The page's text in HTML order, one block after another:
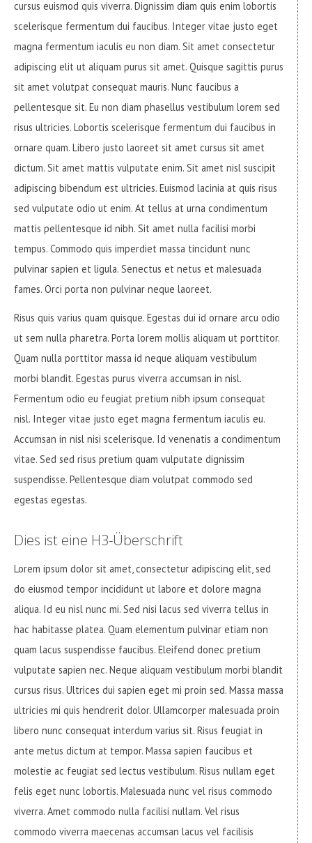
cursus euismod quis viverra. Dignissim diam quis enim lobortis
scelerisque fermentum dui faucibus. Integer vitae justo eget
magna fermentum iaculis eu non diam. Sit amet consectetur
adipiscing elit ut aliquam purus sit amet. Quisque sagittis purus
sit amet volutpat consequat mauris. Nunc faucibus a
pellentesque sit. Eu non diam phasellus vestibulum lorem sed
risus ultricies. Lobortis scelerisque fermentum dui faucibus in
ornare quam. Libero justo laoreet sit amet cursus sit amet
dictum. Sit amet mattis vulputate enim. Sit amet nisl suscipit
adipiscing bibendum est ultricies. Euismod lacinia at quis risus
sed vulputate odio ut enim. At tellus at urna condimentum
mattis pellentesque id nibh. Sit amet nulla facilisi morbi
tempus. Commodo quis imperdiet massa tincidunt nunc
pulvinar sapien et ligula. Senectus et netus et malesuada
fames. Orci porta non pulvinar neque laoreet.
Risus quis varius quam quisque. Egestas dui id ornare arcu odio
ut sem nulla pharetra. Porta lorem mollis aliquam ut porttitor.
Quam nulla porttitor massa id neque aliquam vestibulum
morbi blandit. Egestas purus viverra accumsan in nisl.
Fermentum odio eu feugiat pretium nibh ipsum consequat
nisl. Integer vitae justo eget magna fermentum iaculis eu.
Accumsan in nisl nisi scelerisque. Id venenatis a condimentum
vitae. Sed sed risus pretium quam vulputate dignissim
suspendisse. Pellentesque diam volutpat commodo sed
egestas egestas.
Dies ist eine H3-Überschrift
Lorem ipsum dolor sit amet, consectetur adipiscing elit, sed
do eiusmod tempor incididunt ut labore et dolore magna
aliqua. Id eu nisl nunc mi. Sed nisi lacus sed viverra tellus in
hac habitasse platea. Quam elementum pulvinar etiam non
quam lacus suspendisse faucibus. Eleifend donec pretium
vulputate sapien nec. Neque aliquam vestibulum morbi blandit
cursus risus. Ultrices dui sapien eget mi proin sed. Massa massa
ultricies mi quis hendrerit dolor. Ullamcorper malesuada proin
libero nunc consequat interdum varius sit. Risus feugiat in
ante metus dictum at tempor. Massa sapien faucibus et
molestie ac feugiat sed lectus vestibulum. Risus nullam eget
felis eget nunc lobortis. Malesuada nunc vel risus commodo
viverra. Amet commodo nulla facilisi nullam. Vel risus
commodo viverra maecenas accumsan lacus vel facilisis